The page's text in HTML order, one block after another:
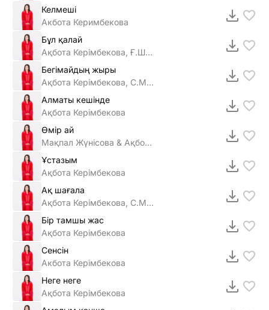
Келмешi
Акбота Керимбекова
Бұл қалай
Ақбота Керімбекова, Ғ.Шекербеков
Бегімайдың жыры
Ақбота Керімбекова, С.Медеуов
Алматы кешiнде
Ақбота Керiмбекова
Өмір ай
Мақпал Жүнісова & Ақбота Керімбекова
Ұстазым
Ақбота Керімбекова
Ақ шағала
Ақбота Керімбекова, С.Медеуов
Бiр тамшы жас
Ақбота Керiмбекова
Сенсiн
Акбота Керiмбекова
Неге неге
Ақбота Керiмбекова